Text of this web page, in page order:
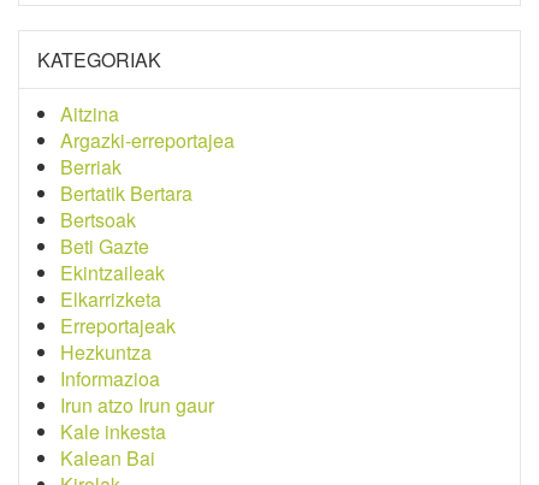
KATEGORIAK
Aitzina
Argazki-erreportajea
Berriak
Bertatik Bertara
Bertsoak
Beti Gazte
Ekintzaileak
Elkarrizketa
Erreportajeak
Hezkuntza
Informazioa
Irun atzo Irun gaur
Kale inkesta
Kalean Bai